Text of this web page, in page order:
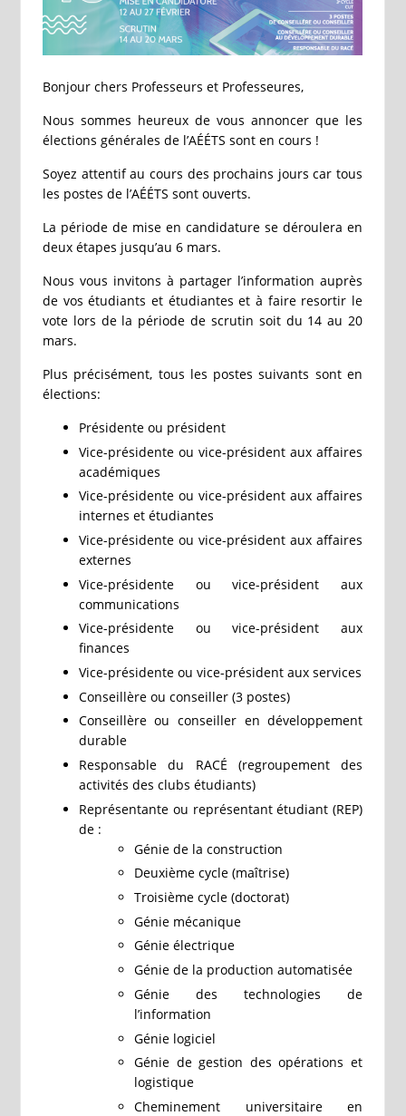
Bonjour chers Professeurs et Professeures,
Nous sommes heureux de vous annoncer que les
élections générales de l’AÉÉTS sont en cours !
Soyez attentif au cours des prochains jours car tous
les postes de l’AÉÉTS sont ouverts.
La période de mise en candidature se déroulera en
deux étapes jusqu’au 6 mars.
Nous vous invitons à partager l’information auprès
de vos étudiants et étudiantes et à faire resortir le
vote lors de la période de scrutin soit du 14 au 20
mars.
Plus précisément, tous les postes suivants sont en
élections:
Présidente ou président
Vice-présidente ou vice-président aux affaires
académiques
Vice-présidente ou vice-président aux affaires
internes et étudiantes
Vice-présidente ou vice-président aux affaires
externes
Vice-présidente ou vice-président aux
communications
Vice-présidente ou vice-président aux
finances
Vice-présidente ou vice-président aux services
Conseillère ou conseiller (3 postes)
Conseillère ou conseiller en développement
durable
Responsable du RACÉ (regroupement des
activités des clubs étudiants)
Représentante ou représentant étudiant (REP)
de :
Génie de la construction
Deuxième cycle (maîtrise)
Troisième cycle (doctorat)
Génie mécanique
Génie électrique
Génie de la production automatisée
Génie des technologies de
l’information
Génie logiciel
Génie de gestion des opérations et
logistique
Cheminement universitaire en